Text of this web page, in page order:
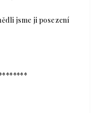
z 5 hvězdiček.
jsme ji posezení
z 5 hvězdiček.
z 5 hvězdiček.